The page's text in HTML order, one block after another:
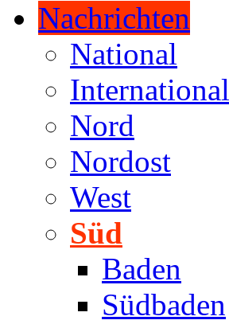
Nachrichten
National
International
Nord
Nordost
West
Süd
Baden
Südbaden